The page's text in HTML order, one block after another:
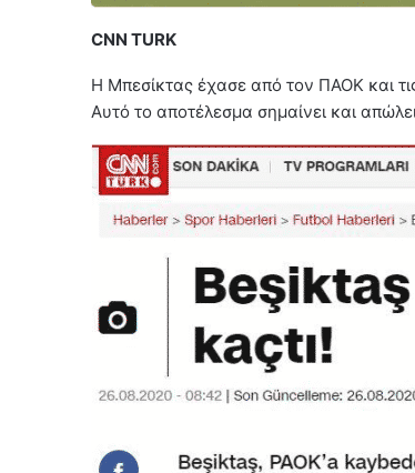
CNN TURK
Η Μπεσίκτας έχασε από τον ΠΑΟΚ και
Αυτό το αποτέλεσμα σημαίνει και